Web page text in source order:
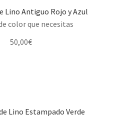
Lino Antiguo Rojo y Azul
color que necesitas
50,00€
Lino Estampado Verde